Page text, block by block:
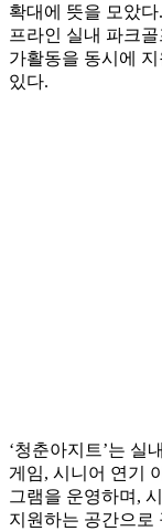
확대에 뜻을 모았
프라인 실내 파크
가활동을 동시에
있다.
‘청춘아지트’는 실
게임, 시니어 연기
그램을 운영하며,
지원하는 공간으로